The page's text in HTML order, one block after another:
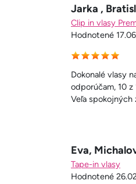
Jarka ,
Clip in vlasy
Hodnotené
Dokonalé vlasy
odporúčam, 10
Veľa spokojných
Eva,
Tape-in vlasy
Hodnotené